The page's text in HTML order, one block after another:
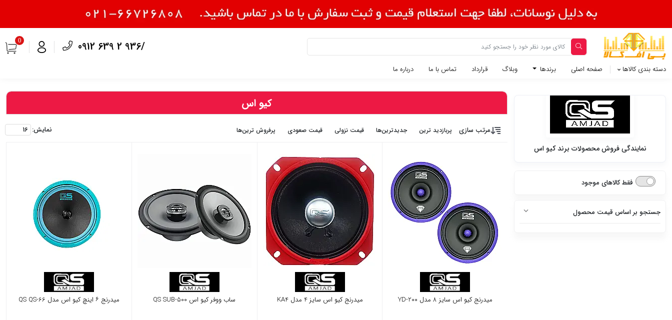
0912 639 2 936/
0
دسته بندی کالاها صفحه اصلی برندها وبلاگ قرارداد تماس با ما درباره ما
نمایندگی فروش محصولات برند کیو اس
فقط کالاهای موجود
جستجو بر اساس قیمت محصول
کیو اس
مرتب سازی پربازديد ترين جديدترين‌ها قيمت نزولی قيمت صعودی پرفروش ترین‌ها نمايش:
میدرنج کیو اس سایز 8 مدل YD-200 میدرنج کیو اس سایز 4 مدل KA4 ساب ووفر کیو اس QS SUB-500 میدرنج ۶ اینچ کیو اس مدل QS QS-66